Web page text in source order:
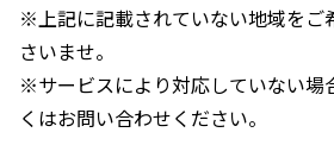
※上記に記載されていない地域をご
さいませ。
※サービスにより対応していない場
くはお問い合わせください。